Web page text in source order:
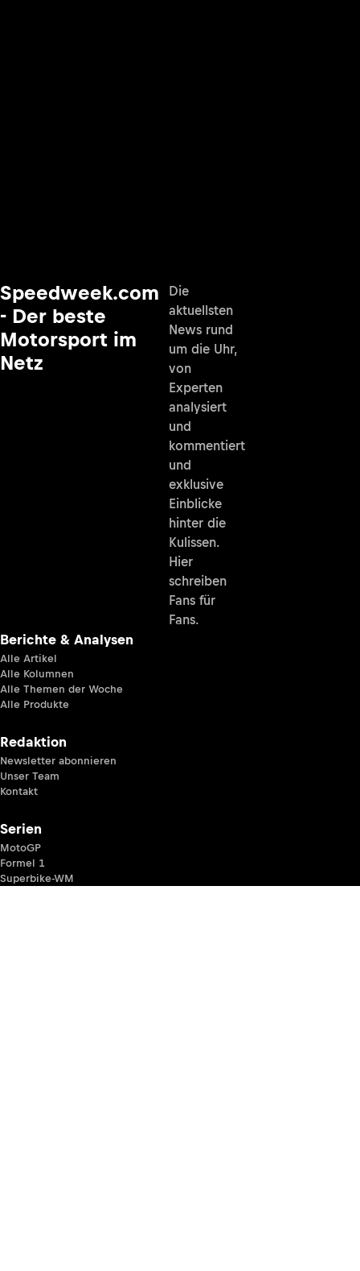
Speedweek.com
- Der beste
Motorsport im
Netz
Die
aktuellsten
News rund
um die Uhr,
von
Experten
analysiert
und
kommentiert
und
exklusive
Einblicke
hinter die
Kulissen.
Hier
schreiben
Fans für
Fans.
Berichte & Analysen
Alle Artikel
Alle Kolumnen
Alle Themen der Woche
Alle Produkte
Redaktion
Newsletter abonnieren
Unser Team
Kontakt
Serien
MotoGP
Formel 1
Superbike-WM